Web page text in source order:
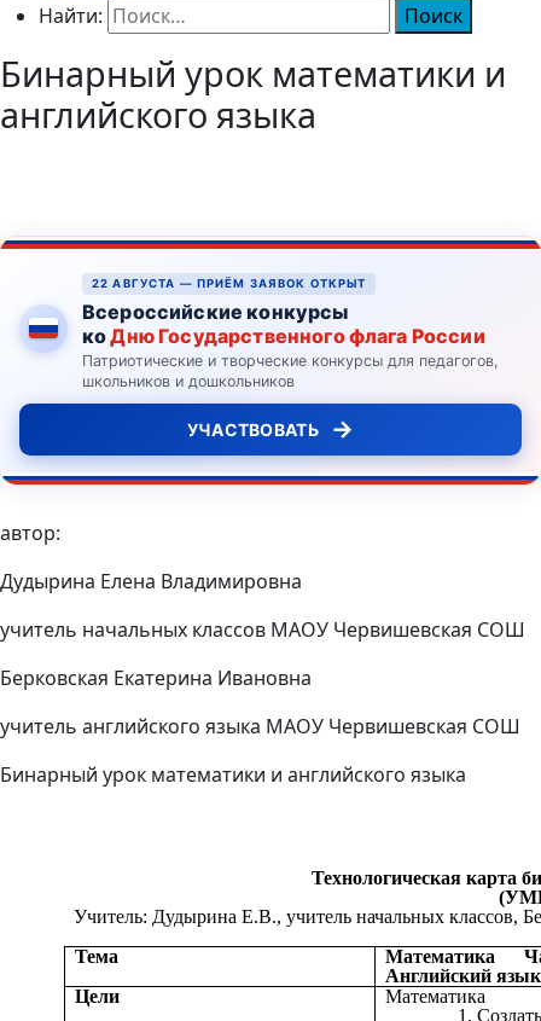
Найти:
Бинарный урок математики и
английского языка
22 АВГУСТА — ПРИЁМ ЗАЯВОК ОТКРЫТ
Всероссийские конкурсы
коДню Государственного флага России
Патриотические и творческие конкурсы для педагогов,
школьников и дошкольников
УЧАСТВОВАТЬ →
автор:
Дудырина Елена Владимировна
учитель начальных классов МАОУ Червишевская СОШ
Берковская Екатерина Ивановна
учитель английского языка МАОУ Червишевская СОШ
Бинарный урок математики и английского языка